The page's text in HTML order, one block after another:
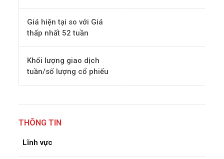
Giá hiện tại so với Giá
thấp nhất 52 tuần
Khối lượng giao dịch
tuần/số lượng cổ phiếu
THÔNG TIN
Lĩnh vực